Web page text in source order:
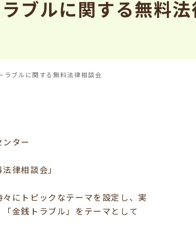
ブルに関する無料
ラブルに関する無料法律相談会
ター
律相談会」
トピックなテーマを設定し、実
トラブル」をテーマとして